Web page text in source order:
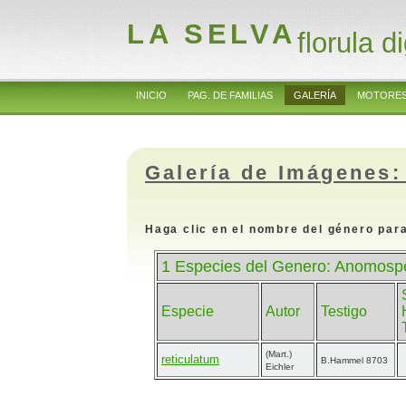
LA SELVAflorula
INICIO PAG. DE FAMILIAS GALERÍA
Galería de
Haga clic en el nombre del género
1 Especies del Genero:
Especie Autor Testigo
reticulatum
(Mart.)
Eichler
B.Hammel 8703